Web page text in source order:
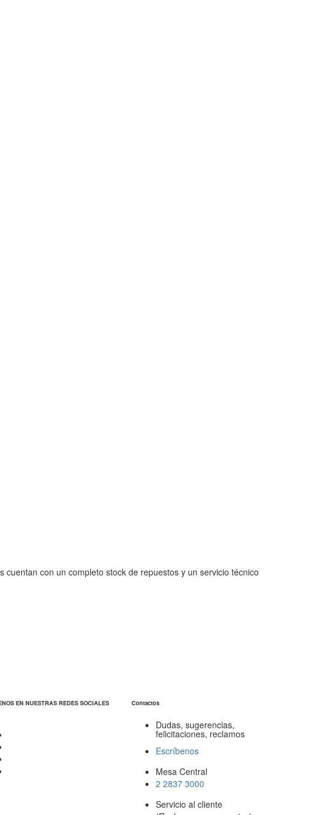
con un completo stock de repuestos y un servicio técnico
EN NUESTRAS REDES SOCIALES
Contactos
Dudas, sugerencias,
felicitaciones, reclamos
Escríbenos
Mesa Central
2 2837 3000
Servicio al cliente